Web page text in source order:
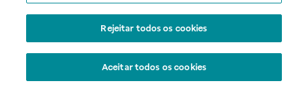
Rejeitar todos os cookies
Aceitar todos os cookies